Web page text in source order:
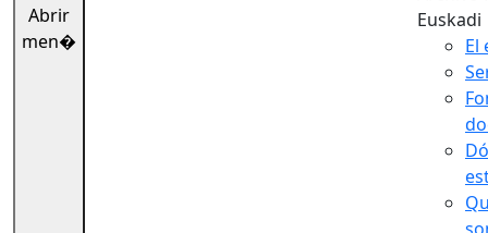
Abrir
men�
Euskadi
El